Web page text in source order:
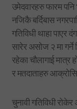
उमेदवारहरु फारम
नजिकै बर्दिबास
गतिविधी थाहा पाएर
सारेर असोज २ मा
रहेका चौलागाई मात्र
र मतदाताहरु
चुनावी गतिविधी